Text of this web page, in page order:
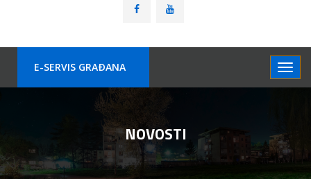
E-SERVIS GRAÐANA
NOVOSTI